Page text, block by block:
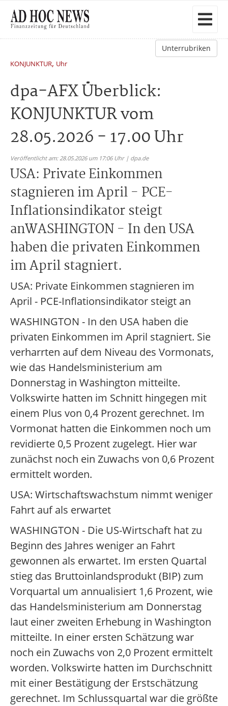
Unterrubriken
KONJUNKTUR, Uhr
dpa-AFX Überblick:
KONJUNKTUR vom
28.05.2026 - 17.00 Uhr
Veröffentlicht am: 28.05.2026 um 17:06 Uhr | dpa.de
USA: Private Einkommen
stagnieren im April - PCE-
Inflationsindikator steigt
anWASHINGTON - In den USA
haben die privaten Einkommen
im April stagniert.
USA: Private Einkommen stagnieren im
April - PCE-Inflationsindikator steigt an
WASHINGTON - In den USA haben die
privaten Einkommen im April stagniert. Sie
verharrten auf dem Niveau des Vormonats,
wie das Handelsministerium am
Donnerstag in Washington mitteilte.
Volkswirte hatten im Schnitt hingegen mit
einem Plus von 0,4 Prozent gerechnet. Im
Vormonat hatten die Einkommen noch um
revidierte 0,5 Prozent zugelegt. Hier war
zunächst noch ein Zuwachs von 0,6 Prozent
ermittelt worden.
USA: Wirtschaftswachstum nimmt weniger
Fahrt auf als erwartet
WASHINGTON - Die US-Wirtschaft hat zu
Beginn des Jahres weniger an Fahrt
gewonnen als erwartet. Im ersten Quartal
stieg das Bruttoinlandsprodukt (BIP) zum
Vorquartal um annualisiert 1,6 Prozent, wie
das Handelsministerium am Donnerstag
laut einer zweiten Erhebung in Washington
mitteilte. In einer ersten Schätzung war
noch ein Zuwachs von 2,0 Prozent ermittelt
worden. Volkswirte hatten im Durchschnitt
mit einer Bestätigung der Erstschätzung
gerechnet. Im Schlussquartal war die größte